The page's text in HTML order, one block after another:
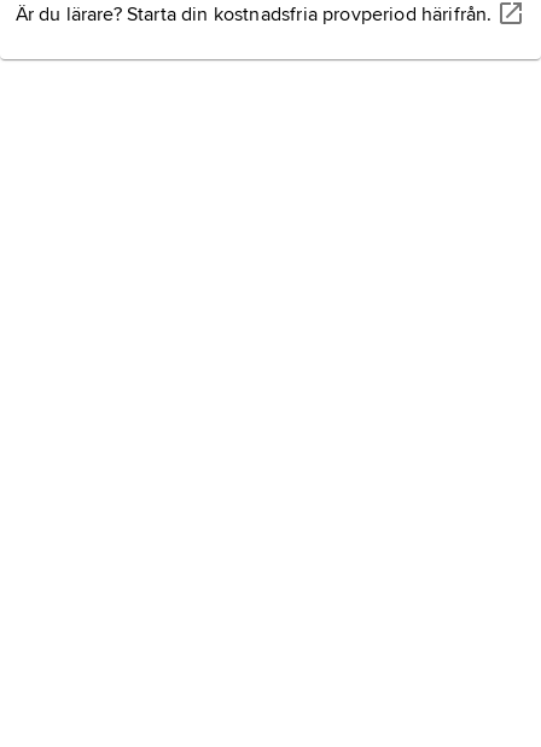
Är du lärare? Starta din kostnadsfria provperiod härifrån.